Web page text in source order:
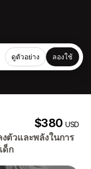
ดูตัวอย่าง ลองใช้
$380USD
ตัวและพลังในการ
ด็ก